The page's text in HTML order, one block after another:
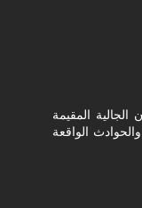
الجالية المقيمة
الواقعة